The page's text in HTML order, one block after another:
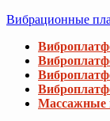
Вибрационные
Массажные